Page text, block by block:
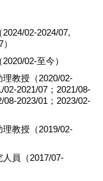
02-2024/07,
02-至今）
教授（2020/02-
02-2021/07；2021/08-
08-2023/01；2023/02-
教授（2019/02-
員（2017/07-